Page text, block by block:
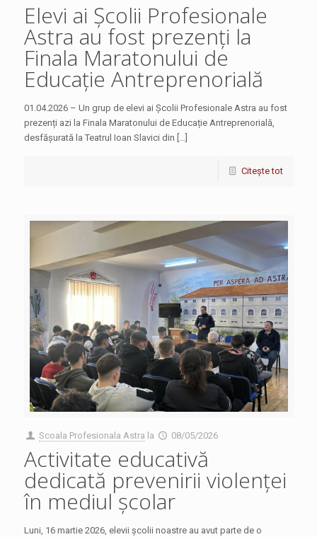
Elevi ai Școlii Profesionale
Astra au fost prezenți la
Finala Maratonului de
Educație Antreprenorială
01.04.2026 – Un grup de elevi ai Școlii Profesionale Astra au fost
prezenți azi la Finala Maratonului de Educație Antreprenorială,
desfășurată la Teatrul Ioan Slavici din […]
Citește tot
Scoala Profesionala Astra la 08/05/2026
Activitate educativă
dedicată prevenirii violenței
în mediul școlar
Luni, 16 martie 2026, elevii școlii noastre au avut parte de o